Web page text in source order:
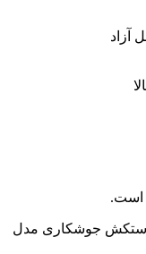
آزاد
است.
جوشکاری مدل